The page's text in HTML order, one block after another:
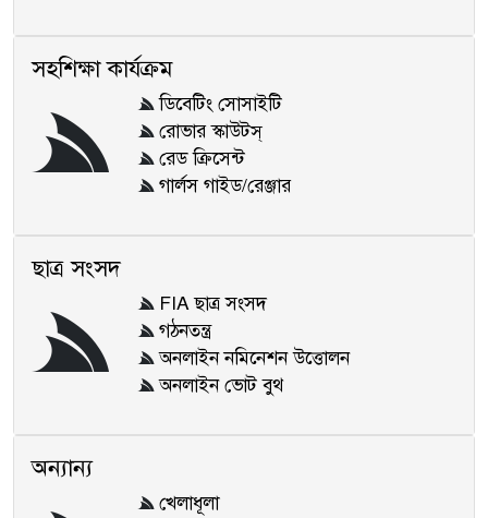
সহশিক্ষা কার্যক্রম
ডিবেটিং সোসাইটি
রোভার স্কাউটস্
রেড ক্রিসেন্ট
গার্লস গাইড/রেঞ্জার
ছাত্র সংসদ
FIA ছাত্র সংসদ
গঠনতন্ত্র
অনলাইন নমিনেশন উত্তোলন
অনলাইন ভোট বুথ
অন্যান্য
খেলাধূলা